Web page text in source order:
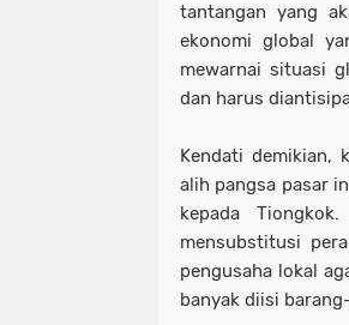
tantangan yang
ekonomi global
mewarnai situasi
dan harus
Kendati demikian,
alih pangsa pasar
kepada
mensubstitusi
pengusaha lokal
banyak diisi